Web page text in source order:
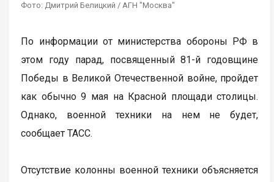
Фото: Дмитрий Белицкий / АГН "Москва"
По информации от министерства обороны РФ в
этом году парад, посвященный 81-й годовщине
Победы в Великой Отечественной войне, пройдет
как обычно 9 мая на Красной площади столицы.
Однако, военной техники на нем не будет,
сообщает ТАСС.
Отсутствие колонны военной техники объясняется